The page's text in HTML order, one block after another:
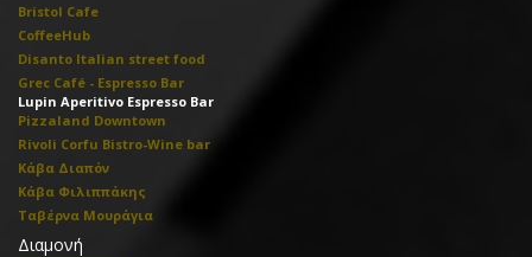
Bristol Cafe
CoffeeHub
Disanto Italian street food
Grec Café - Espresso Bar
Lupin Aperitivo Espresso Bar
Pizzaland Downtown
Rivoli Corfu Bistro-Wine bar
Κάβα Διαπόν
Κάβα Φιλιππάκης
Ταβέρνα Μουράγια
Διαμονή